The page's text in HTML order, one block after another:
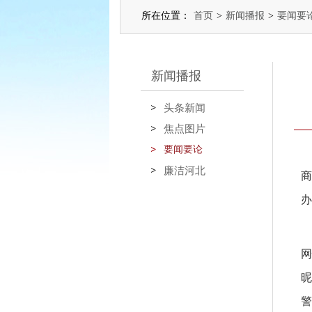
所在位置： 首页 > 新闻播报 > 要闻要
新闻播报
头条新闻
焦点图片
要闻要论
廉洁河北